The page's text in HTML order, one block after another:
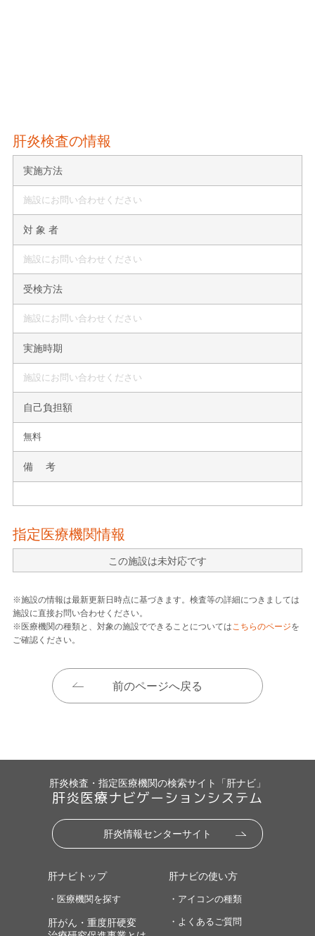
肝炎検査の情報
実施方法
施設にお問い合わせください
対 象 者
施設にお問い合わせください
受検方法
施設にお問い合わせください
実施時期
施設にお問い合わせください
自己負担額
無料
備 考
指定医療機関情報
この施設は未対応です
※施設の情報は最新更新日時点に基づきます。検査等の詳細につきましては
施設に直接お問い合わせください。
※医療機関の種類と、対象の施設でできることについてはこちらのページを
ご確認ください。
前のページへ戻る
肝炎検査・指定医療機関の検索サイト「肝ナビ」
肝炎医療ナビゲーションシステム
肝炎情報センターサイト
肝ナビトップ
・医療機関を探す
肝がん・重度肝硬変
肝ナビの使い方
・アイコンの種類
・よくあるご質問